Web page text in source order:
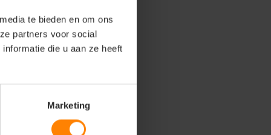
te bieden en om ons
partners voor social
die u aan ze heeft
Marketing